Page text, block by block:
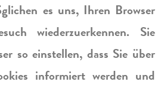
es uns, Ihren Browser
wiederzuerkennen. Sie
so einstellen, dass Sie über
informiert werden und